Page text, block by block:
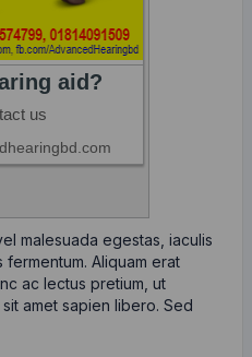
malesuada egestas, iaculis
Aliquam erat
ac lectus pretium, ut
amet sapien libero. Sed